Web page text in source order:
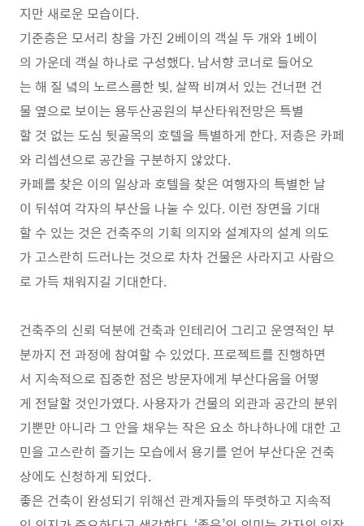
지만 새로운 모습이다.
기준층은 모서리 창을 가진 2베이의 객실 두 개와 1베이
의 가운데 객실 하나로 구성했다. 남서향 코너로 들어오
는 해 질 녘의 노르스름한 빛, 살짝 비껴서 있는 건너편 건
물 옆으로 보이는 용두산공원의 부산타워전망은 특별
할 것 없는 도심 뒷골목의 호텔을 특별하게 한다. 저층은 카페
와 리셉션으로 공간을 구분하지 않았다.
카페를 찾은 이의 일상과 호텔을 찾은 여행자의 특별한 날
이 뒤섞여 각자의 부산을 나눌 수 있다. 이런 장면을 기대
할 수 있는 것은 건축주의 기획 의지와 설계자의 설계 의도
가 고스란히 드러나는 것으로 차차 건물은 사라지고 사람으
로 가득 채워지길 기대한다.
건축주의 신뢰 덕분에 건축과 인테리어 그리고 운영적인 부
분까지 전 과정에 참여할 수 있었다. 프로젝트를 진행하면
서 지속적으로 집중한 점은 방문자에게 부산다움을 어떻
게 전달할 것인가였다. 사용자가 건물의 외관과 공간의 분위
기뿐만 아니라 그 안을 채우는 작은 요소 하나하나에 대한 고
민을 고스란히 즐기는 모습에서 용기를 얻어 부산다운 건축
상에도 신청하게 되었다.
좋은 건축이 완성되기 위해선 관계자들의 뚜렷하고 지속적